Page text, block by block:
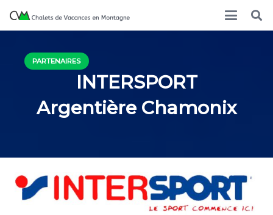
PARTENAIRES
INTERSPORT
Argentière Chamonix